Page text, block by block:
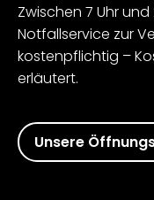
Zwischen 7 Uhr
Notfallservice zur
kostenpflichtig –
erläutert.
Unsere